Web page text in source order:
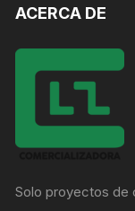
ACERCA DE
Solo proyectos de